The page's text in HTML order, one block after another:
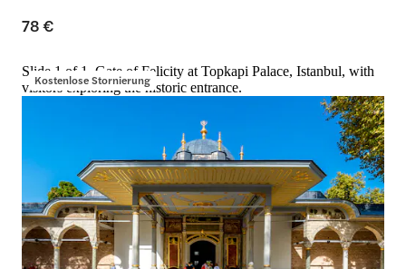
78 €
Kostenlose Stornierung
Slide 1 of 1, Gate of Felicity at Topkapi Palace, Istanbul, with
visitors exploring the historic entrance.